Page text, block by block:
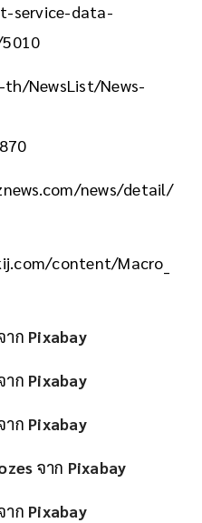
service-data-
NewsList/News-
news/detail/
content/Macro_
ก Pixabay
ก Pixabay
ก Pixabay
จาก Pixabay
ก Pixabay